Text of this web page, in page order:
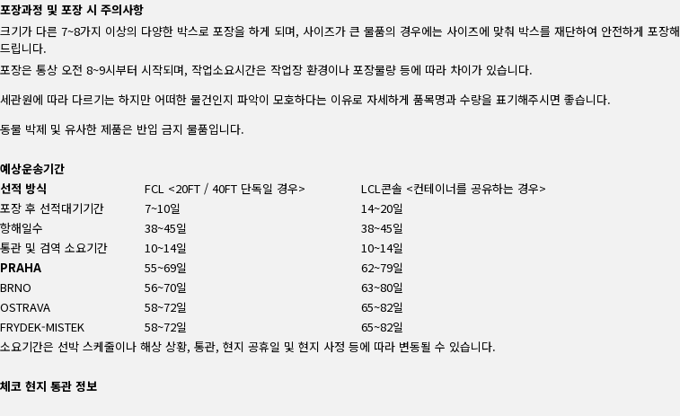
포장과정 및 포장 시 주의사항
크기가 다른 7~8가지 이상의 다양한 박스로 포장을 하게 되며, 사이즈가 큰 물품의 경우에는 사이즈에 맞춰 박스를 재단하여 안전하게 포장해
드립니다.
포장은 통상 오전 8~9시부터 시작되며, 작업소요시간은 작업장 환경이나 포장물량 등에 따라 차이가 있습니다.
세관원에 따라 다르기는 하지만 어떠한 물건인지 파악이 모호하다는 이유로 자세하게 품목명과 수량을 표기해주시면 좋습니다.
동물 박제 및 유사한 제품은 반입 금지 물품입니다.
예상운송기간
선적 방식
FCL <20FT / 40FT 단독일 경우>
LCL콘솔 <컨테이너를 공유하는 경우>
포장 후 선적대기기간
7~10일
14~20일
항해일수
38~45일
38~45일
통관 및 검역 소요기간
10~14일
10~14일
PRAHA
55~69일
62~79일
BRNO
56~70일
63~80일
OSTRAVA
58~72일
65~82일
FRYDEK-MISTEK
58~72일
65~82일
소요기간은 선박 스케줄이나 해상 상황, 통관, 현지 공휴일 및 현지 사정 등에 따라 변동될 수 있습니다.
체코 현지 통관 정보